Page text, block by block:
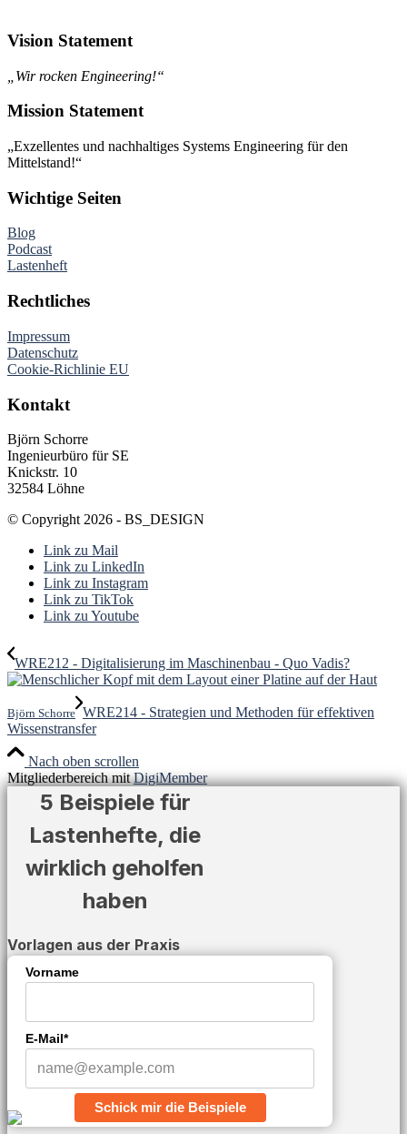
Vision Statement
„Wir rocken Engineering!“
Mission Statement
„Exzellentes und nachhaltiges Systems Engineering für den
Mittelstand!“
Wichtige Seiten
Blog
Podcast
Lastenheft
Rechtliches
Impressum
Datenschutz
Cookie-Richlinie EU
Kontakt
Björn Schorre
Ingenieurbüro für SE
Knickstr. 10
32584 Löhne
© Copyright 2026 - BS_DESIGN
Link zu Mail
Link zu LinkedIn
Link zu Instagram
Link zu TikTok
Link zu Youtube
WRE212 - Digitalisierung im Maschinenbau - Quo Vadis?
Björn Schorre WRE214 - Strategien und Methoden für effektiven
Wissenstransfer
Nach oben scrollen
Mitgliederbereich mitDigiMember
5 Beispiele für
Lastenhefte, die
wirklich geholfen
haben
Vorlagen aus der Praxis
Vorname
E-Mail*
Schick mir die Beispiele